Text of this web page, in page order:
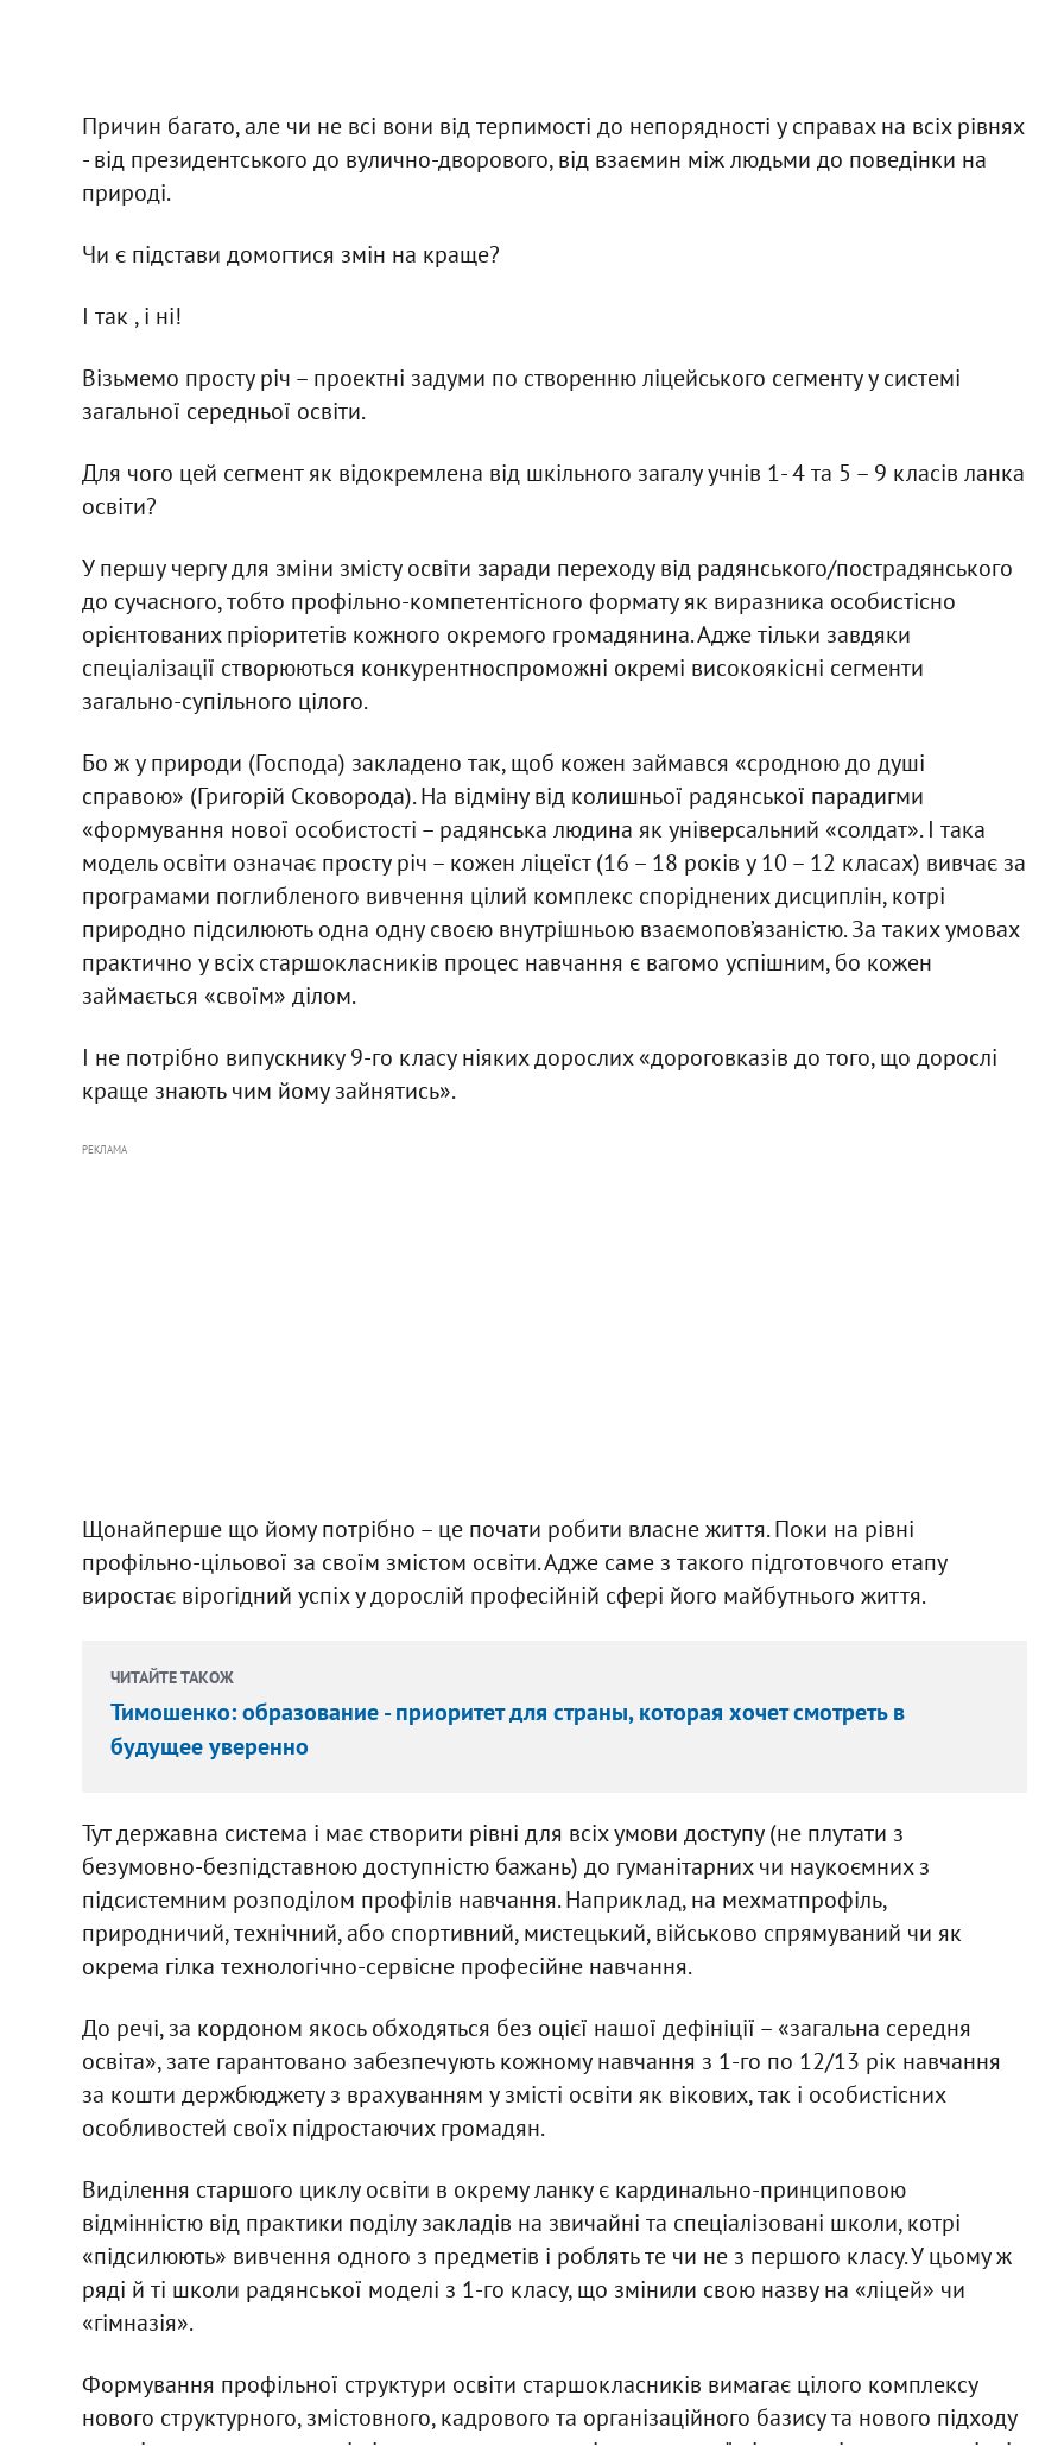
Причин багато, але чи не всі вони від терпимості до непорядності у справах на всіх рівнях
- від президентського до вулично-дворового, від взаємин між людьми до поведінки на
природі.
Чи є підстави домогтися змін на краще?
І так , і ні!
Візьмемо просту річ – проектні задуми по створенню ліцейського сегменту у системі
загальної середньої освіти.
Для чого цей сегмент як відокремлена від шкільного загалу учнів 1- 4 та 5 – 9 класів ланка
освіти?
У першу чергу для зміни змісту освіти заради переходу від радянського/пострадянського
до сучасного, тобто профільно-компетентісного формату як виразника особистісно
орієнтованих пріоритетів кожного окремого громадянина. Адже тільки завдяки
спеціалізації створюються конкурентноспроможні окремі високоякісні сегменти
загально-супільного цілого.
Бо ж у природи (Господа) закладено так, щоб кожен займався «сродною до душі
справою» (Григорій Сковорода). На відміну від колишньої радянської парадигми
«формування нової особистості – радянська людина як універсальний «солдат». І така
модель освіти означає просту річ – кожен ліцеїст (16 – 18 років у 10 – 12 класах) вивчає за
програмами поглибленого вивчення цілий комплекс споріднених дисциплін, котрі
природно підсилюють одна одну своєю внутрішньою взаємопов’язаністю. За таких умовах
практично у всіх старшокласників процес навчання є вагомо успішним, бо кожен
займається «своїм» ділом.
І не потрібно випускнику 9-го класу ніяких дорослих «дороговказів до того, що дорослі
краще знають чим йому зайнятись».
РЕКЛАМА
Щонайперше що йому потрібно – це почати робити власне життя. Поки на рівні
профільно-цільової за своїм змістом освіти. Адже саме з такого підготовчого етапу
виростає вірогідний успіх у дорослій професійній сфері його майбутнього життя.
ЧИТАЙТЕ ТАКОЖ
Тимошенко: образование - приоритет для страны, которая хочет смотреть в
будущее уверенно
Тут державна система і має створити рівні для всіх умови доступу (не плутати з
безумовно-безпідставною доступністю бажань) до гуманітарних чи наукоємних з
підсистемним розподілом профілів навчання. Наприклад, на мехматпрофіль,
природничий, технічний, або спортивний, мистецький, військово спрямуваний чи як
окрема гілка технологічно-сервісне професійне навчання.
До речі, за кордоном якось обходяться без оцієї нашої дефініції – «загальна середня
освіта», зате гарантовано забезпечують кожному навчання з 1-го по 12/13 рік навчання
за кошти держбюджету з врахуванням у змісті освіти як вікових, так і особистісних
особливостей своїх підростаючих громадян.
Виділення старшого циклу освіти в окрему ланку є кардинально-принциповою
відмінністю від практики поділу закладів на звичайні та спеціалізовані школи, котрі
«підсилюють» вивчення одного з предметів і роблять те чи не з першого класу. У цьому ж
ряді й ті школи радянської моделі з 1-го класу, що змінили свою назву на «ліцей» чи
«гімназія».
Формування профільної структури освіти старшокласників вимагає цілого комплексу
нового структурного, змістовного, кадрового та організаційного базису та нового підходу